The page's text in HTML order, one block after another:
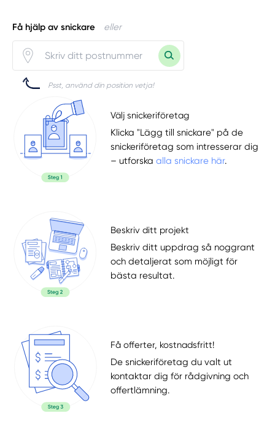
Få hjälp av snickare eller
Psst, använd din position vetja!
Välj snickeriföretag
Klicka "Lägg till snickare" på de
snickeriföretag som intresserar dig
– utforskaalla snickare här.
Beskriv ditt projekt
Beskriv ditt uppdrag så noggrant
och detaljerat som möjligt för
bästa resultat.
Få offerter, kostnadsfritt!
De snickeriföretag du valt ut
kontaktar dig för rådgivning och
offertlämning.